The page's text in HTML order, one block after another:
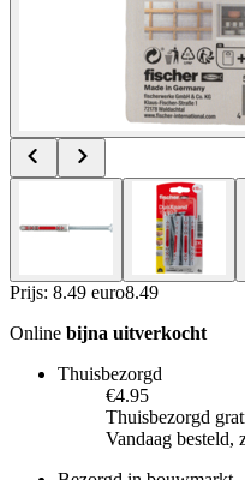
Prijs: 8.49 euro8.49
Online bijna uitverkocht
Thuisbezorgd
€4.95
Thuisbezorgd
Vandaag besteld,